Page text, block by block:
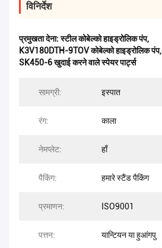
विनिर्देश
प्रमुखता देना:स्टील कोबेल्को हाइड्रोलिक पंप,
K3V180DTH-9TOV कोबेल्को हाइड्रोलिक पंप,
SK450-6 खुदाई करने वाले स्पेयर पार्ट्स
सामग्री: इस्पात
रंग: काला
नेमप्लेट: हाँ
पैकिंग: हमारे स्टैंड पैकिंग
प्रमाणन: ISO9001
पत्तन: यान्टियन या हुआंगपु